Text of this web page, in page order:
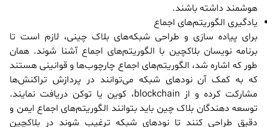
هوشمند داشته باشند.
یادگیری الگوریتم‌های اجماع
برای پیاده سازی و طراحی شبکه‌های بلاک چینی، لازم است تا
برنامه نویسان بلاکچین با الگوریتم‌های اجماع آشنا شوند. همان
طور که اشاره شد، الگوریتم‌های اجماع چارچوب‌ها و قوانینی هستند
که به کمک آن نودهای شبکه می‌توانند در پردازش تراکنش‌ها
مشارکت کرده و از blockchain، کوین یا توکن دریافت نمایند.
توسعه دهندگان بلاک چین باید بتوانند الگوریتم‌های اجماع ایمن و
دقیق طراحی کنند تا نودهای شبکه ترغیب شوند در بلاکچین